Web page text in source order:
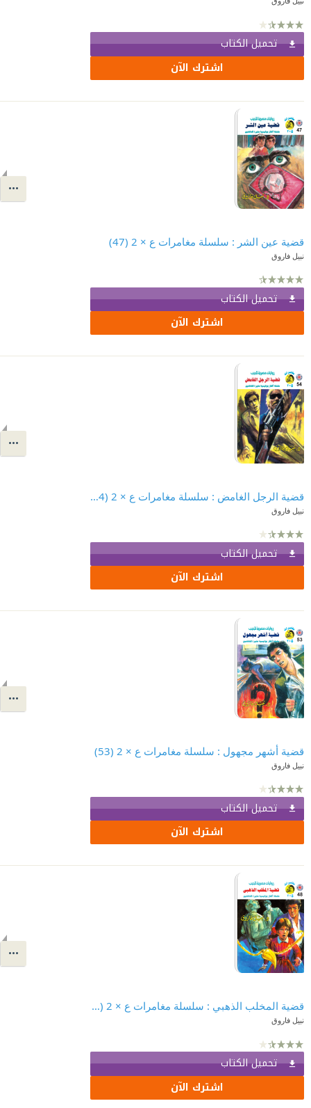
تحميل الكتاب
اشترك الآن
قضية عين الشر : سلسلة مغامرات ع × 2 (47)
نبيل فاروق
تحميل الكتاب
اشترك الآن
قضية الرجل الغامض : سلسلة مغامرات ع × 2 (54)
نبيل فاروق
تحميل الكتاب
اشترك الآن
قضية أشهر مجهول : سلسلة مغامرات ع × 2 (53)
نبيل فاروق
تحميل الكتاب
اشترك الآن
قضية المخلب الذهبي : سلسلة مغامرات ع × 2 (48)
نبيل فاروق
تحميل الكتاب
اشترك الآن